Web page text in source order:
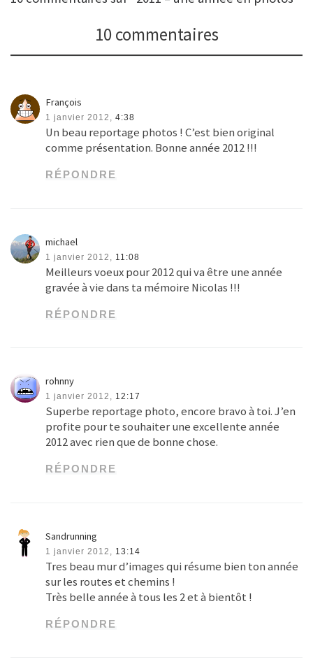
10 commentaires
François
1 janvier 2012, 4:38
Un beau reportage photos ! C’est bien original
comme présentation. Bonne année 2012 !!!
RÉPONDRE
michael
1 janvier 2012, 11:08
Meilleurs voeux pour 2012 qui va être une année
gravée à vie dans ta mémoire Nicolas !!!
RÉPONDRE
rohnny
1 janvier 2012, 12:17
Superbe reportage photo, encore bravo à toi. J’en
profite pour te souhaiter une excellente année
2012 avec rien que de bonne chose.
RÉPONDRE
Sandrunning
1 janvier 2012, 13:14
Tres beau mur d’images qui résume bien ton année
sur les routes et chemins !
Très belle année à tous les 2 et à bientôt !
RÉPONDRE